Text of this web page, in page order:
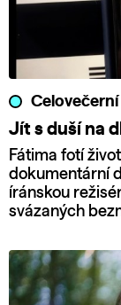
Jít s duší na
Fátima fotí
dokumentární
íránskou
svázaných